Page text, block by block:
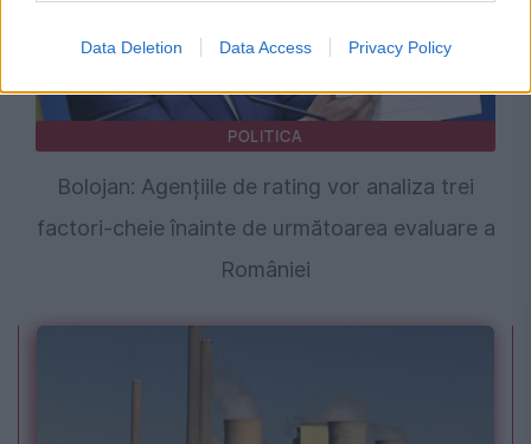
Data Deletion Data Access Privacy Policy
POLITICA
Bolojan: Agențiile de rating vor analiza trei
factori-cheie înainte de următoarea evaluare a
României